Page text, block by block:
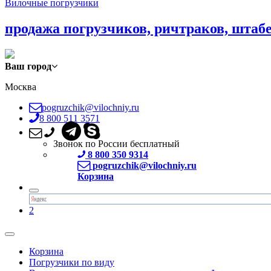
Вилочные погрузчики
продажа погрузчиков, ричтраков,
Ваш город
Москва
pogruzchik@vilochniy.ru
8 800 511 3571
Звонок по России бесплатный
8 800 350 9314
pogruzchik@vilochniy.ru
Корзина
2
Корзина
Погрузчики по виду